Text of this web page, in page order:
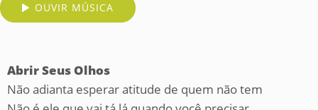
OUVIR MÚSICA
Abrir Seus Olhos
Não adianta esperar atitude de quem não tem